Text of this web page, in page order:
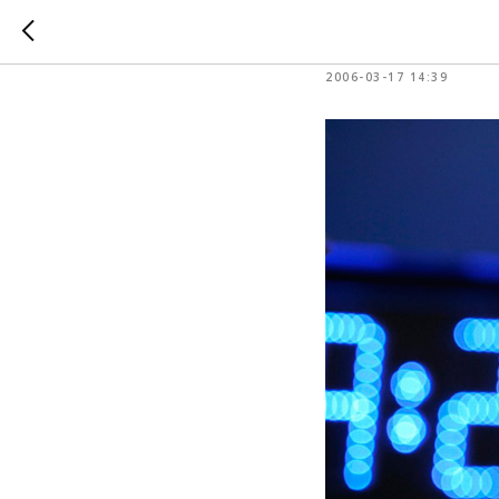
2006-03-17 14:39